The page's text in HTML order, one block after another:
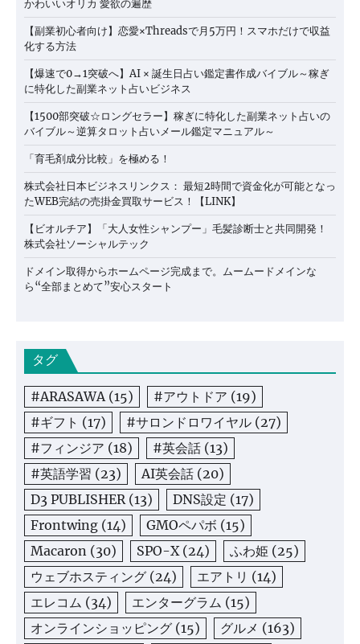
かわいいオリカ 愛欲の遍歴
【副業初心者向け】恋愛×Threadsで月5万円！スマホだけで収益
化する方法
【爆速で0→1突破へ】AI × 誕生日占い鑑定書作成バイブル～稼ぎ
に特化した副業ネット占いビジネス
【1500部突破☆ロングセラー】稼ぎに特化した副業ネット占いの
バイブル～逆算タロット占いメール鑑定マニュアル～
「育毛剤成分比較」を極める！
株式会社日本ビジネスリンクス： 最短2時間で資金化が可能となっ
たWEB完結の売掛金買取サービス！【LINK】
【ビオルチア】「大人女性シャンプー」毛髪診断士と共同開発！
株式会社ソーシャルテック
ドメイン取得からホームページ完成まで。ムームードメインな
ら“全部まとめて”安心スタート
タグ
#ARASAWA (15) #アウトドア (19)
#ギフト (17) #サロンドロワイヤル (27)
#フィンジア (18) #英会話 (13)
#英語学習 (23) AI英会話 (20)
D3 PUBLISHER (13) DNS設定 (17)
Frontwing (14) GMOペパボ (15)
Macaron (30) SPO-X (24) ふわ姫 (25)
ウェブホスティング (24) エアトリ (14)
エレコム (34) エンターグラム (15)
オンラインショッピング (15) グルメ (163)